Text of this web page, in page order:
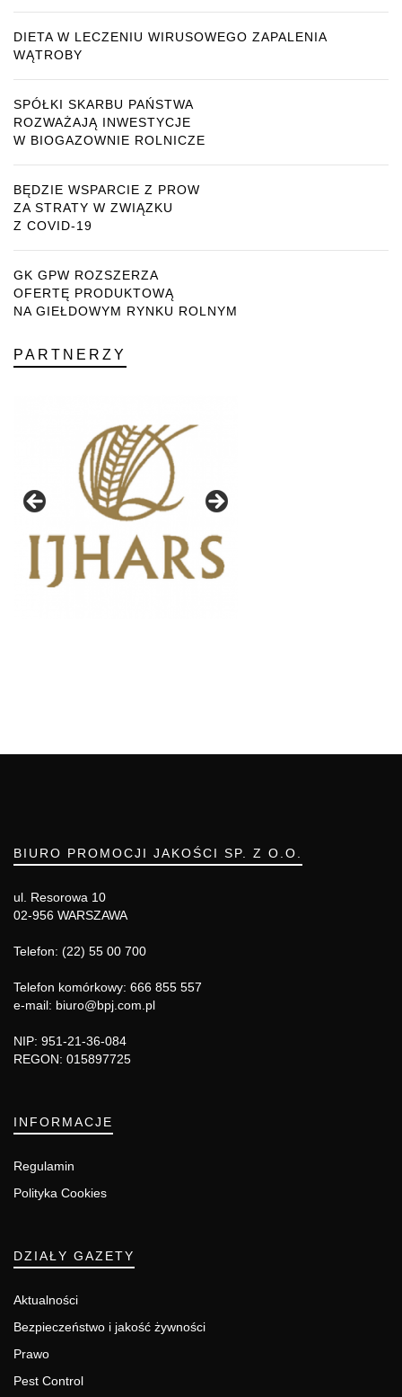
DIETA W LECZENIU WIRUSOWEGO ZAPALENIA
WĄTROBY
SPÓŁKI SKARBU PAŃSTWA
ROZWAŻAJĄ INWESTYCJE
W BIOGAZOWNIE ROLNICZE
BĘDZIE WSPARCIE Z PROW
ZA STRATY W ZWIĄZKU
Z COVID-19
GK GPW ROZSZERZA
OFERTĘ PRODUKTOWĄ
NA GIEŁDOWYM RYNKU ROLNYM
PARTNERZY
BIURO PROMOCJI JAKOŚCI SP. Z O.O.
ul. Resorowa 10
02-956 WARSZAWA
Telefon: (22) 55 00 700
Telefon komórkowy: 666 855 557
e-mail: biuro@bpj.com.pl
NIP: 951-21-36-084
REGON: 015897725
INFORMACJE
Regulamin
Polityka Cookies
DZIAŁY GAZETY
Aktualności
Bezpieczeństwo i jakość żywności
Prawo
Pest Control